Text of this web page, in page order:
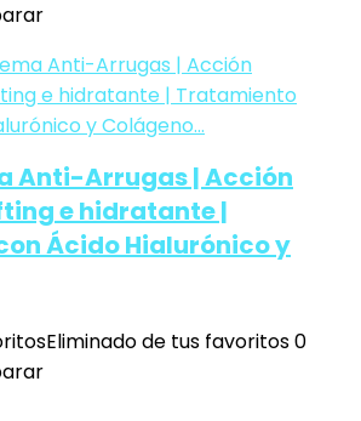
Anti-Arrugas | Acción
e hidratante |
Ácido Hialurónico y
Eliminado de tus favoritos0